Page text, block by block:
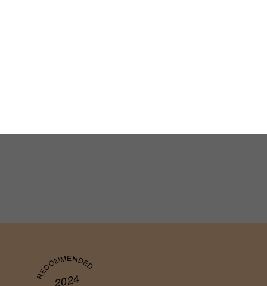
RECOMMENDED
2024